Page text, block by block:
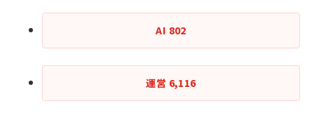
AI 802
運営 6,116